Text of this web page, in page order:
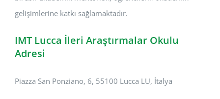
gelişimlerine katkı sağlamaktadır.
IMT Lucca İleri Araştırmalar Okulu
Adresi
Piazza San Ponziano, 6, 55100 Lucca LU, İtalya